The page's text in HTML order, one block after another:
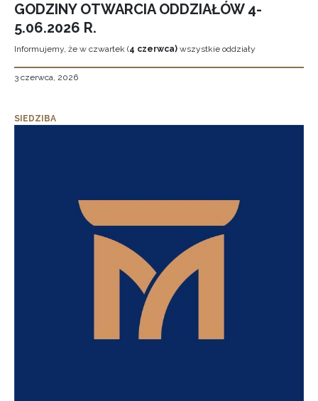
GODZINY OTWARCIA ODDZIAŁÓW 4-
5.06.2026 R.
Informujemy, że w czwartek (4 czerwca) wszystkie oddziały
3 czerwca, 2026
SIEDZIBA